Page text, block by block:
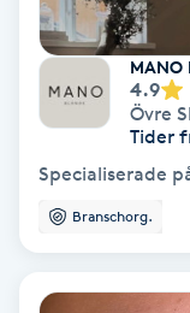
Reiki
Reiki massage
MANO
4.9
Övre
Tider
Specialiserade
Branschorg.